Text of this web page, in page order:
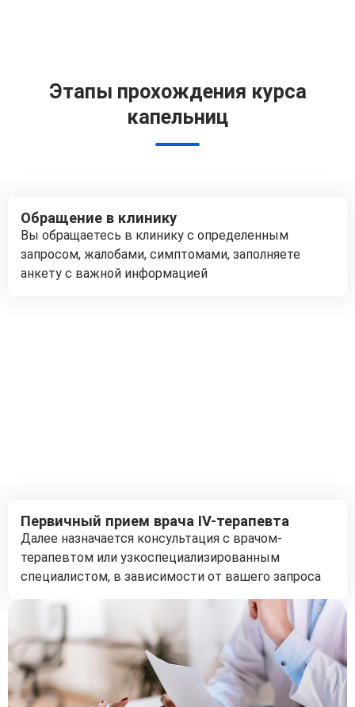
Этапы прохождения курса
капельниц
Обращение в клинику
Вы обращаетесь в клинику с определенным
запросом, жалобами, симптомами, заполняете
анкету с важной информацией
Первичный прием врача IV-терапевта
Далее назначается консультация с врачом-
терапевтом или узкоспециализированным
специалистом, в зависимости от вашего запроса